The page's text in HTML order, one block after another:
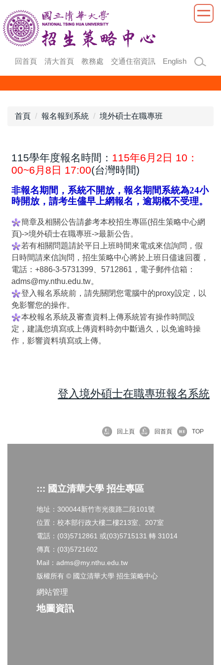
到
主
要
回首頁 清大首頁 教務處 交通住宿資訊 English
首頁 報名報到系統 境外碩士在職專班
115學年度報名時間： 115年6月2日 10：
00~6月8日 17:00(台灣時間)
非報名期間，系統不開放，報名期間系統為24小
時開放，請考生儘早上網報名，逾期概不受理。
簡章及相關公告請參考本校招生專區(招生策略中心網
頁)->境外碩士在職專班->最新公告。
若有相關問題請於平日上班時間來電或來信詢問，假
日時間請來信詢問，招生策略中心將於上班日儘速回覆，
電話：+886-3-5731399、5712861，電子郵件信箱：
adms@my.nthu.edu.tw。
登入報名系統前，請先關閉您電腦中的proxy設定，以
免影響您的操作。
本校報名系統及審查資料上傳系統皆有操作時間設
定，建議您填寫或上傳資料時勿中斷過久，以免逾時操
作，影響資料填寫或上傳。
登入境外碩士在職專班報名系統
回上頁 回首頁 TOP
::: 國立清華大學 招生專區
地址：300044新竹市光復路二段101號
位置：校本部行政大樓二樓213室、207室
電話：(03)5712861 或(03)5715131 轉 31014
傳真：(03)5721602
Mail：adms@my.nthu.edu.tw
版權所有 © 國立清華大學 招生策略中心
網站管理
地圖資訊